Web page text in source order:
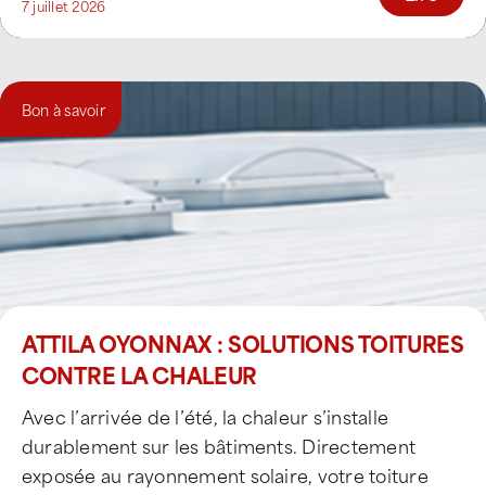
7 juillet 2026
Bon à savoir
ATTILA OYONNAX : SOLUTIONS TOITURES
CONTRE LA CHALEUR
Avec l’arrivée de l’été, la chaleur s’installe
durablement sur les bâtiments. Directement
exposée au rayonnement solaire, votre toiture